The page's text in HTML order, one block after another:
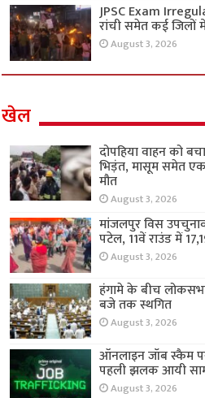
JPSC Exam
रांची समेत कई जिलों
August 3, 2026
खेल
दोपहिया वाहन को
भिड़ंत, मासूम समेत एक
मौत
August 3, 2026
मांजलपुर विस
पटेल, 11वें राउंड में
August 3, 2026
हंगामे के बीच
बजे तक स्थगित
August 3, 2026
ऑनलाइन जॉब स्कैम
पहली झलक आयी
August 3, 2026